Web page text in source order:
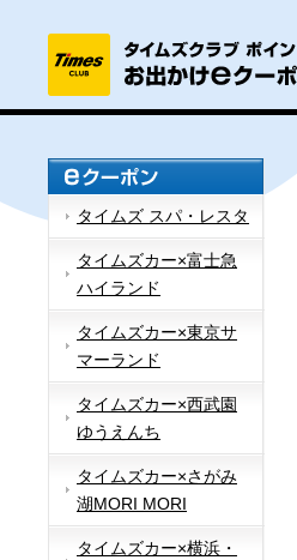
タイムズ スパ・レスタ
タイムズカー×富士急
ハイランド
タイムズカー×東京サ
マーランド
タイムズカー×西武園
ゆうえんち
タイムズカー×さがみ
湖MORI MORI
タイムズカー×横浜・